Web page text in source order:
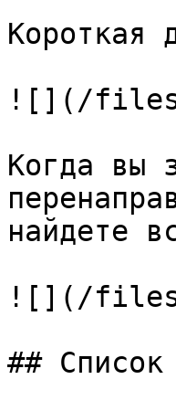
Короткая
![](/files/-
Когда вы
найдете
![](/files/-
## Список